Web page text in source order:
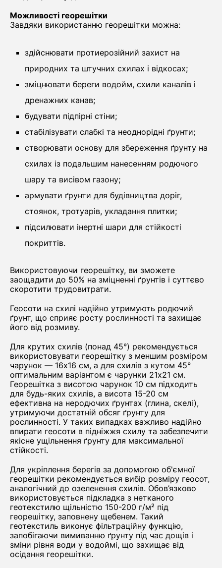
Можливості георешітки
Завдяки використанню георешітки можна:
здійснювати протиерозійний захист на
природних та штучних схилах і відкосах;
зміцнювати береги водойм, схили каналів і
дренажних канав;
будувати підпірні стіни;
стабілізувати слабкі та неоднорідні ґрунти;
створювати основу для збереження ґрунту на
схилах із подальшим нанесенням родючого
шару та висівом газону;
армувати ґрунти для будівництва доріг,
стоянок, тротуарів, укладання плитки;
підсилювати інертні шари для стійкості
покриттів.
Використовуючи георешітку, ви зможете
заощадити до 50% на зміцненні ґрунтів і суттєво
скоротити трудовитрати.
Геосоти на схилі надійно утримують родючий
ґрунт, що сприяє росту рослинності та захищає
його від розмиву.
Для крутих схилів (понад 45°) рекомендується
використовувати георешітку з меншим розміром
чарунок — 16х16 см, а для схилів з кутом 45°
оптимальним варіантом є чарунки 21х21 см.
Георешітка з висотою чарунок 10 см підходить
для будь-яких схилів, а висота 15-20 см
ефективна на неродючих ґрунтах (глина, скелі),
утримуючи достатній обсяг ґрунту для
рослинності. У таких випадках важливо надійно
впирати геосоти в підніжжя схилу та забезпечити
якісне ущільнення ґрунту для максимальної
стійкості.
Для укріплення берегів за допомогою об'ємної
георешітки рекомендується вибір розміру геосот,
аналогічний до озеленення схилів. Обов’язково
використовується підкладка з нетканого
геотекстилю щільністю 150-200 г/м² під
георешітку, заповнену щебенем. Такий
геотекстиль виконує фільтраційну функцію,
запобігаючи вимиванню ґрунту під час дощів і
зміни рівня води у водоймі, що захищає від
осідання георешітки.